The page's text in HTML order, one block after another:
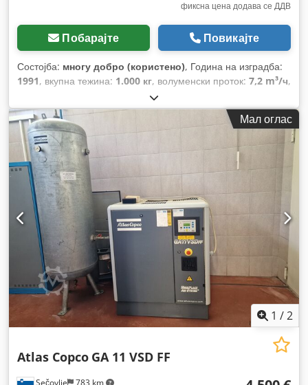
фиксна цена додава се ДДВ
Побарајте Повикајте
Состојба: многу добро (користено), Година на изградба:
1991, вкупна тежина: 1.000 кг, волуменски проток: 7,2 m³/ч,
, влезен напон:
Мал оглас
1 /2
Sečovlje 783 km
Atlas Copco GA 11 VSD FF